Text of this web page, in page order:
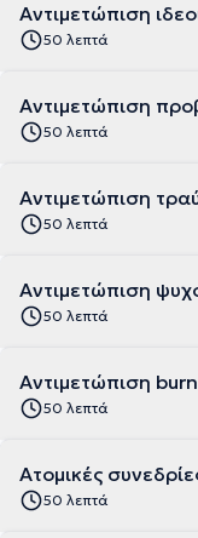
Αντιμετώπιση
50 λεπτά
Αντιμετώπιση
50 λεπτά
Αντιμετώπιση
50 λεπτά
Αντιμετώπιση
50 λεπτά
Αντιμετώπιση
50 λεπτά
Ατομικές
50 λεπτά